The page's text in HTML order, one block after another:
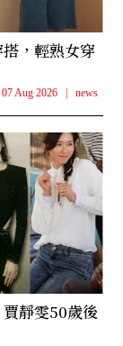
，輕熟女穿
07 Aug 2026 | news
靜雯50歲後